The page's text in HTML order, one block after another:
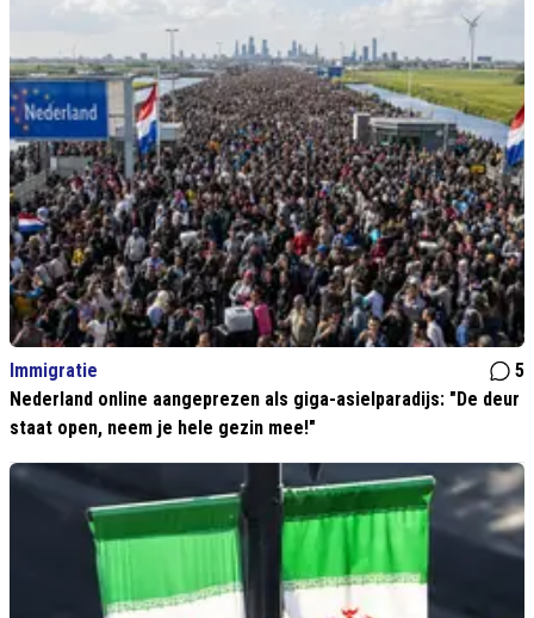
Immigratie
5
Nederland online aangeprezen als giga-asielparadijs: "De deur
staat open, neem je hele gezin mee!"